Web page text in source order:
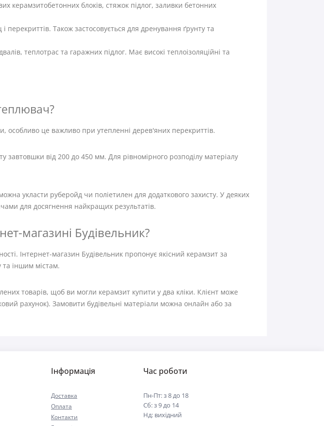
керамзитобетонних блоків, стяжок підлог, заливки бетонних
Також застосовується для дренування ґрунту та
теплотрас та гаражних підлог. Має високі теплоізоляційні та
особливо це важливо при утепленні дерев'яних перекриттів.
від 200 до 450 мм. Для рівномірного розподілу матеріалу
укласти руберойд чи поліетилен для додаткового захисту. У деяких
для досягнення найкращих результатів.
магазині Будівельник?
Інтернет-магазин Будівельник пропонує якісний керамзит за
іншим містам.
товарів, щоб ви могли керамзит купити у два кліки. Клієнт може
рахунок). Замовити будівельні матеріали можна онлайн або за
Інформація
Доставка
Оплата
Контакти
Час роботи
Пн-Пт: з 8 до 18
Сб: з 9 до 14
Нд: вихідний